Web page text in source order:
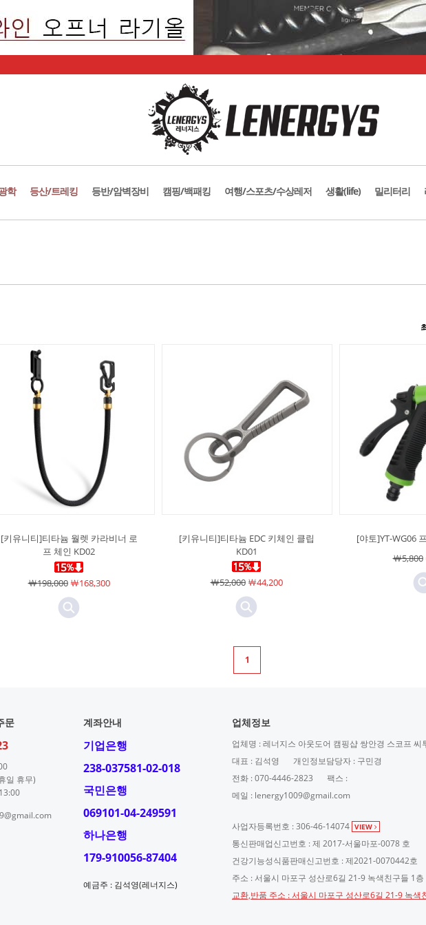
학 등산/트레킹 등반/암벽장비 캠핑/백패킹 여행/스포츠/수상레저 생활(life) 밀리터리
[키유니티]티타늄 월렛 카라비너 로
프 체인 KD02
￦198,000￦168,300
[키유니티]티타늄 EDC 키체인 클립
KD01
￦52,000￦44,200
[야토]YT-WG06
￦5,800
1
문
일 휴무)
계좌안내
기업은행
238-037581-02-018
국민은행
069101-04-249591
하나은행
179-910056-87404
예금주 : 김석영(레너지스)
업체정보
업체명 : 레너지스 아웃도어 캠핑샵 쌍안경 스코프 씨
대표 : 김석영
개인정보담당자 : 구민경
전화 : 070-4446-2823
팩스 :
메일 : lenergy1009@gmail.com
사업자등록번호 : 306-46-14074 VIEW
통신판매업신고번호 : 제 2017-서울마포-0078 호
건강기능성식품판매신고번호 : 제2021-0070442호
주소 : 서울시 마포구 성산로6길 21-9 녹색친구들 1층
교환,반품 주소 : 서울시 마포구 성산로6길 21-9 녹색